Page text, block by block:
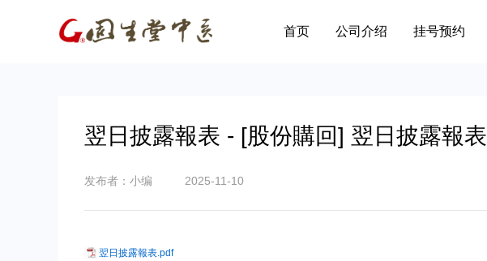
首页 公司介绍 挂号预约
翌日披露報表 - [股份購回] 翌日披露報表
发布者：小编 2025-11-10
翌日披露報表.pdf